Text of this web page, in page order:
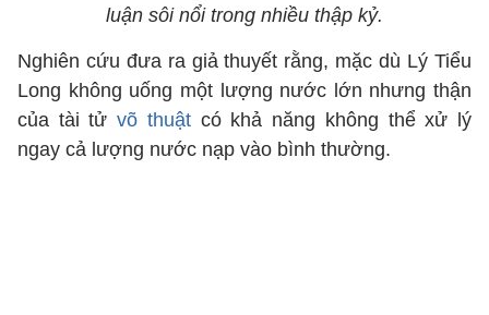
luận sôi nổi trong nhiều thập kỷ.
Nghiên cứu đưa ra giả thuyết rằng, mặc dù Lý Tiểu
Long không uống một lượng nước lớn nhưng thận
của tài tửvõ thuật có khả năng không thể xử lý
ngay cả lượng nước nạp vào bình thường.